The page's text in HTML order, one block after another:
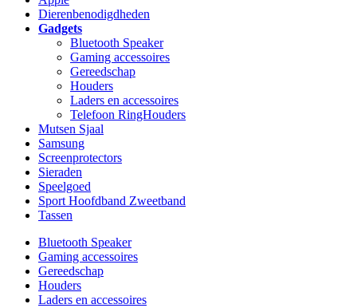
Dierenbenodigdheden
Gadgets
Bluetooth Speaker
Gaming accessoires
Gereedschap
Houders
Laders en accessoires
Telefoon RingHouders
Mutsen Sjaal
Samsung
Screenprotectors
Sieraden
Speelgoed
Sport Hoofdband Zweetband
Tassen
Bluetooth Speaker
Gaming accessoires
Gereedschap
Houders
Laders en accessoires